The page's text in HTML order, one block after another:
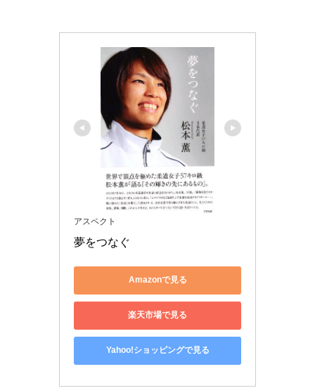
アスペクト
夢をつなぐ
Amazonで見る
楽天市場で見る
Yahoo!ショッピングで見る